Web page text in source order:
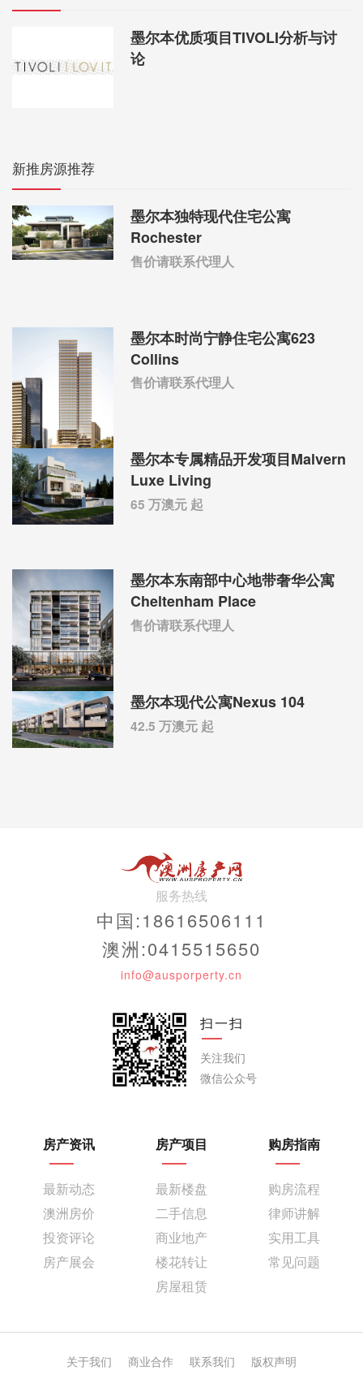
墨尔本优质项目TIVOLI分析与讨
论
新推房源推荐
墨尔本独特现代住宅公寓
Rochester
售价请联系代理人
墨尔本时尚宁静住宅公寓623
Collins
售价请联系代理人
墨尔本专属精品开发项目Malvern
Luxe Living
65 万澳元 起
墨尔本东南部中心地带奢华公寓
Cheltenham Place
售价请联系代理人
墨尔本现代公寓Nexus 104
42.5 万澳元 起
服务热线
中国:18616506111
澳洲:0415515650
info@ausporperty.cn
扫一扫
关注我们
微信公众号
房产资讯
最新动态
澳洲房价
投资评论
房产展会
房产项目
最新楼盘
二手信息
商业地产
楼花转让
房屋租赁
购房指南
购房流程
律师讲解
实用工具
常见问题
关于我们 商业合作 联系我们 版权声明